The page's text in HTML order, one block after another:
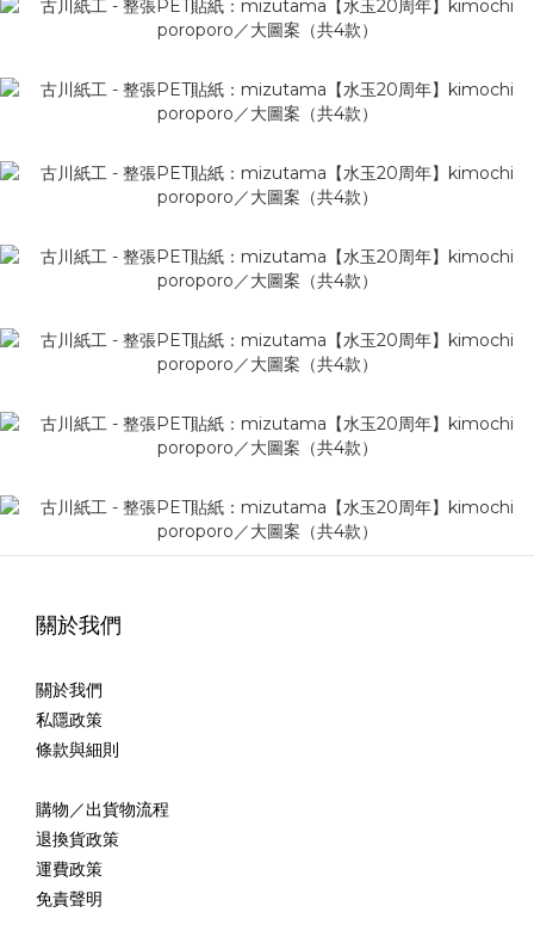
關於我們
關於我們
私隱政策
條款與細則
購物／出貨物流程
退換貨政策
運費政策
免責聲明